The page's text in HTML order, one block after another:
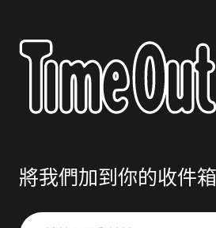
將我們加到你的收件箱
請